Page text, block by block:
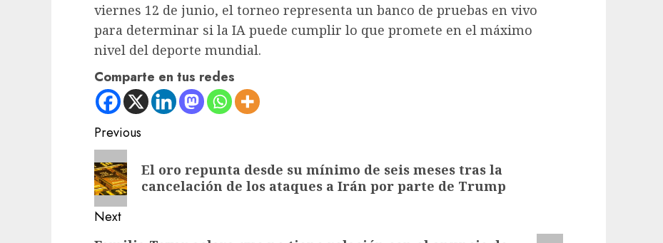
viernes 12 de junio, el torneo representa un banco de pruebas en vivo
para determinar si la IA puede cumplir lo que promete en el máximo
nivel del deporte mundial.
Comparte en tus redes
Post
navigation
Previous
Previous
post:
El oro repunta desde su mínimo de seis meses tras la
cancelación de los ataques a Irán por parte de Trump
Next